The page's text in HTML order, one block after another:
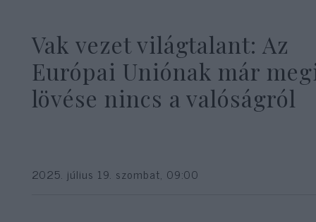
Vak vezet világtalant: Az
Európai Uniónak már
lövése nincs a valóságról
2025. július 19. szombat, 09:00